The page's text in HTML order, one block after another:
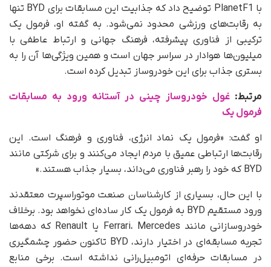
با PlanetF1 توضیح داد که جذابیت این مسابقات برای BYD تنها
به رقابت‌های ورزشی محدود نمی‌شود. به گفته او، فرمول یک
ترکیبی از فناوری پیشرفته، فرهنگ جهانی و ارتباط عاطفی با
میلیون‌ها هوادار در سراسر جهان است و همین ویژگی‌ها آن را به
بستری جذاب برای این خودروساز تبدیل کرده است.
مرتبط: غول خودروساز چینی در آستانه ورود به مسابقات
فرمول یک
او گفت: «فرمول یک نماد انرژی، فناوری و فرهنگ است. این
رقابت‌ها ارتباطی عمیق با مردم ایجاد می‌کنند و برای شرکتی مانند
BYD که خود را رهبر فناوری می‌داند، بسیار جذاب هستند.»
با این حال، بسیاری از کارشناسان صنعت موتوراسپرت معتقدند
ورود مستقیم BYD به فرمول یک کار ساده‌ای نخواهد بود. برخلاف
خودروسازانی مانند Ferrari، Mercedes یا Renault که دهه‌ها
تجربه مسابقه‌ای در اختیار دارند، BYD تاکنون حضور چشمگیری
در مسابقات حرفه‌ای اتومبیل‌رانی نداشته است. برخی منابع